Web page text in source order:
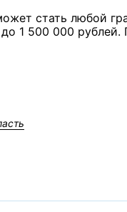
стать любой
1 500 000